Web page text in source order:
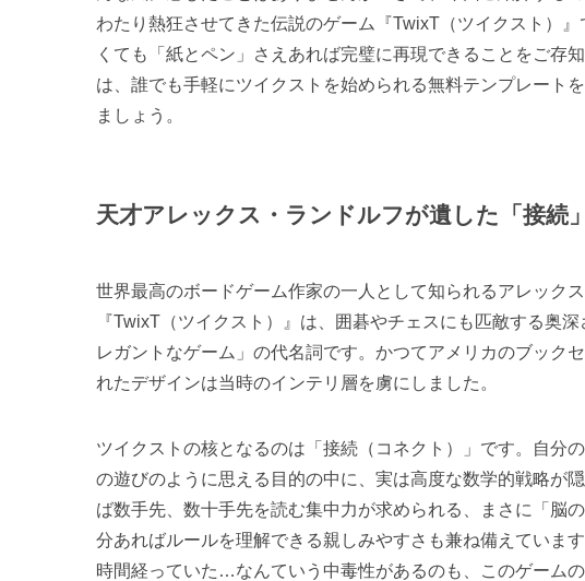
わたり熱狂させてきた伝説のゲーム『TwixT（ツイクスト）
くても「紙とペン」さえあれば完璧に再現できることをご存
は、誰でも手軽にツイクストを始められる無料テンプレート
ましょう。
天才アレックス・ランドルフが遺した「接続
世界最高のボードゲーム作家の一人として知られるアレック
『TwixT（ツイクスト）』は、囲碁やチェスにも匹敵する奥
レガントなゲーム」の代名詞です。かつてアメリカのブック
れたデザインは当時のインテリ層を虜にしました。
ツイクストの核となるのは「接続（コネクト）」です。自分
の遊びのように思える目的の中に、実は高度な数学的戦略が
ば数手先、数十手先を読む集中力が求められる、まさに「脳
分あればルールを理解できる親しみやすさも兼ね備えていま
時間経っていた…なんていう中毒性があるのも、このゲームの